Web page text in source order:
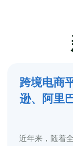
5
2025-3
跨境电商
逊、阿里
近年来，随着